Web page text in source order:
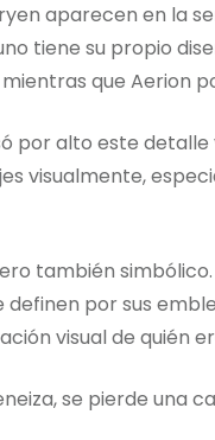
aparecen en la
tiene su propio
que Aerion
por alto este
visualmente,
también
definen por sus
visual de quién
se pierde una